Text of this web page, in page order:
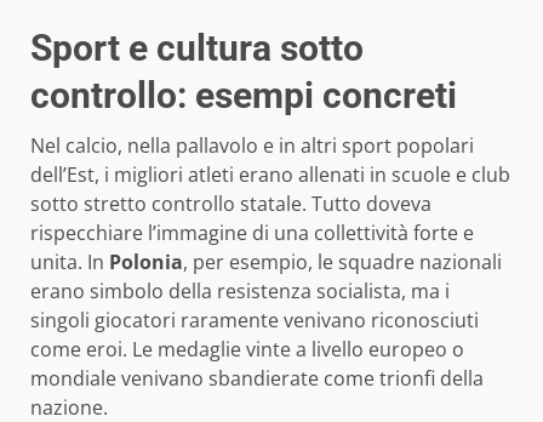
Sport e cultura sotto
controllo: esempi concreti
Nel calcio, nella pallavolo e in altri sport popolari
dell’Est, i migliori atleti erano allenati in scuole e club
sotto stretto controllo statale. Tutto doveva
rispecchiare l’immagine di una collettività forte e
unita. In Polonia, per esempio, le squadre nazionali
erano simbolo della resistenza socialista, ma i
singoli giocatori raramente venivano riconosciuti
come eroi. Le medaglie vinte a livello europeo o
mondiale venivano sbandierate come trionfi della
nazione.